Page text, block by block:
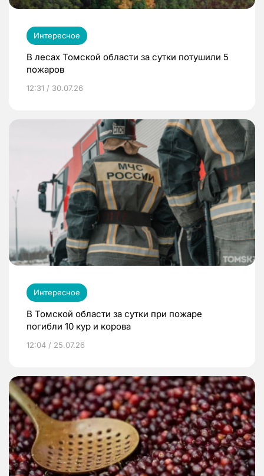
Интересное
В лесах Томской области за сутки потушили 5
пожаров
12:31 / 30.07.26
Интересное
В Томской области за сутки при пожаре
погибли 10 кур и корова
12:04 / 25.07.26